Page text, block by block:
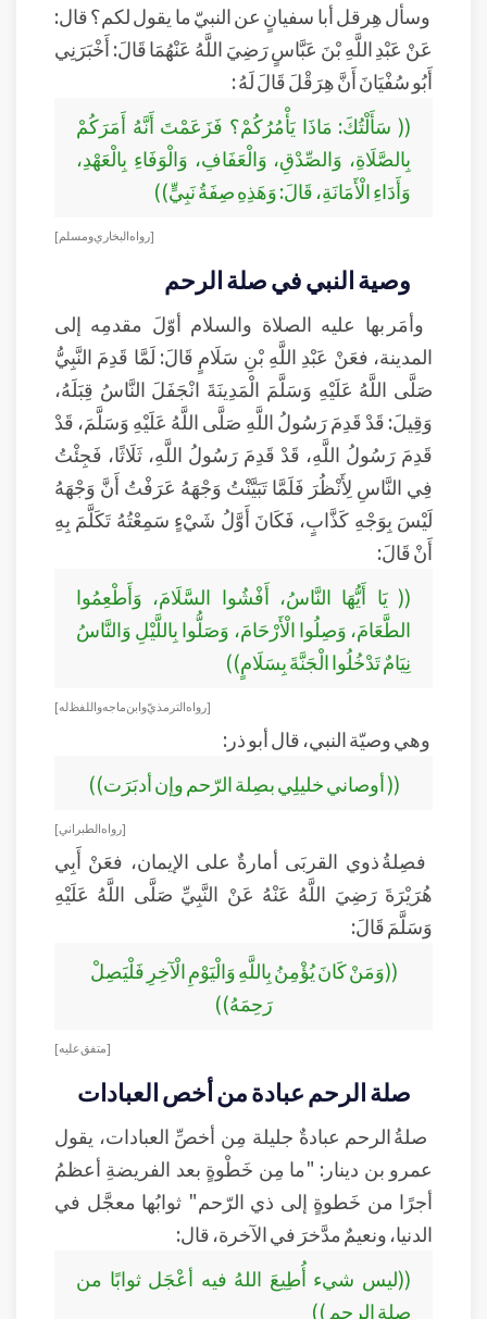
وسأل هِرقل أبا سفيانٍ عن النبيّ ما يقول لكم؟ قال:
عَنْ عَبْدِ اللَّهِ بْنَ عَبَّاسٍ رَضِيَ اللَّهُ عَنْهُمَا قَالَ: أَخْبَرَنِي
أَبُو سُفْيَانَ أَنَّ هِرَقْلَ قَالَ لَهُ :
(( سَأَلْتُكَ: مَاذَا يَأْمُرُكُمْ؟ فَزَعَمْتَ أَنَّهُ أَمَرَكُمْ
بِالصَّلَاةِ، وَالصِّدْقِ، وَالْعَفَافِ، وَالْوَفَاءِ بِالْعَهْدِ،
وَأَدَاءِ الْأَمَانَةِ، قَالَ: وَهَذِهِ صِفَةُ نَبِيٍّ))
[رواه البخاري ومسلم]
وصية النبي في صلة الرحم
وأمَر بها عليه الصلاة والسلام أوّلَ مقدمِه إلى
المدينة، فعَنْ عَبْدِ اللَّهِ بْنِ سَلَامٍ قَالَ: لَمَّا قَدِمَ النَّبِيُّ
صَلَّى اللَّهُ عَلَيْهِ وَسَلَّمَ الْمَدِينَةَ انْجَفَلَ النَّاسُ قِبَلَهُ،
وَقِيلَ: قَدْ قَدِمَ رَسُولُ اللَّهِ صَلَّى اللَّهُ عَلَيْهِ وَسَلَّمَ، قَدْ
قَدِمَ رَسُولُ اللَّهِ، قَدْ قَدِمَ رَسُولُ اللَّهِ، ثَلَاثًا، فَجِئْتُ
فِي النَّاسِ لِأَنْظُرَ فَلَمَّا تَبَيَّنْتُ وَجْهَهُ عَرَفْتُ أَنَّ وَجْهَهُ
لَيْسَ بِوَجْهِ كَذَّابٍ، فَكَانَ أَوَّلُ شَيْءٍ سَمِعْتُهُ تَكَلَّمَ بِهِ
أَنْ قَالَ:
(( يَا أَيُّهَا النَّاسُ، أَفْشُوا السَّلَامَ، وَأَطْعِمُوا
الطَّعَامَ، وَصِلُوا الْأَرْحَامَ، وَصَلُّوا بِاللَّيْلِ وَالنَّاسُ
نِيَامٌ تَدْخُلُوا الْجَنَّةَ بِسَلَامٍ))
[ رواه الترمذيّ وابن ماجه واللفظ له]
وهي وصيّة النبي، قال أبو ذر:
(( أوصاني خليلِي بصِلة الرّحم وإن أدبَرَت))
[رواه الطبراني ]
فصِلةُ ذوي القربَى أمارةٌ على الإيمان، فعَنْ أَبِي
هُرَيْرَةَ رَضِيَ اللَّهُ عَنْهُ عَنْ النَّبِيِّ صَلَّى اللَّهُ عَلَيْهِ
وَسَلَّمَ قَالَ:
((وَمَنْ كَانَ يُؤْمِنُ بِاللَّهِ وَالْيَوْمِ الْآخِرِ فَلْيَصِلْ
رَحِمَهُ))
[متفق عليه]
صلة الرحم عبادة من أخص العبادات
صلةُ الرحم عبادةٌ جليلة مِن أخصِّ العبادات، يقول
عمرو بن دينار: "ما مِن خَطْوةٍ بعد الفريضةِ أعظمُ
أجرًا من خَطوةٍ إلى ذي الرّحم" ثوابُها معجَّل في
الدنيا، ونعيمٌ مدَّخرَ في الآخرة، قال:
((ليس شيء أُطِيعَ اللهُ فيه أعْجَل ثوابًا من
صِلةِ الرحم ))